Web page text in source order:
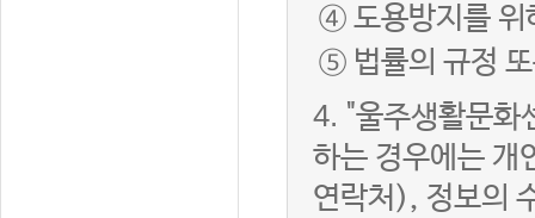
④ 도용방지를 위
⑤ 법률의 규정 또
4. "울주생활문화
하는 경우에는 개
연락처), 정보의